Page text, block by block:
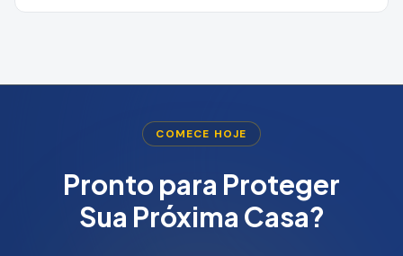
COMECE HOJE
Pronto para Proteger
Sua Próxima Casa?